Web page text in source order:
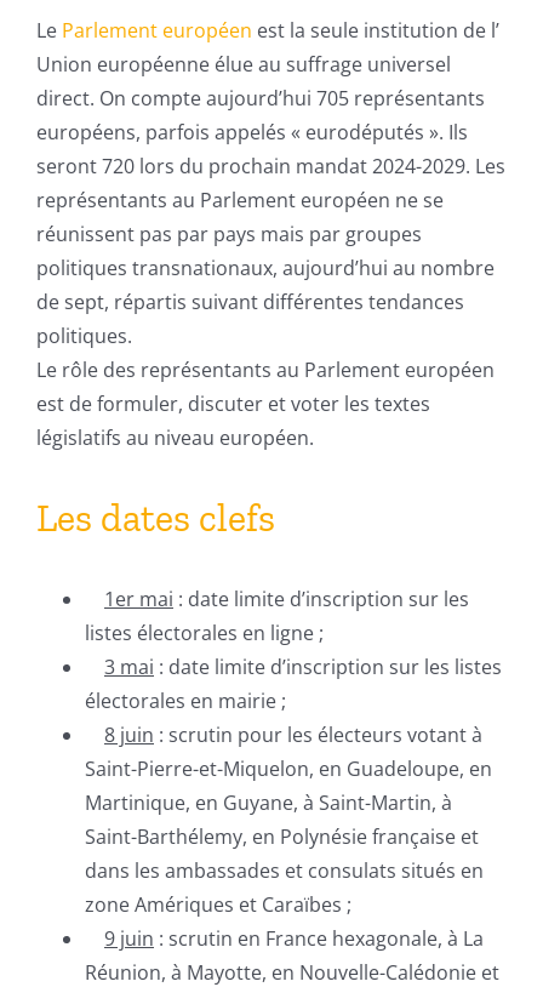
Le Parlement européen est la seule institution de l’
Union européenne élue au suffrage universel
direct. On compte aujourd’hui 705 représentants
européens, parfois appelés « eurodéputés ». Ils
seront 720 lors du prochain mandat 2024-2029. Les
représentants au Parlement européen ne se
réunissent pas par pays mais par groupes
politiques transnationaux, aujourd’hui au nombre
de sept, répartis suivant différentes tendances
politiques.
Le rôle des représentants au Parlement européen
est de formuler, discuter et voter les textes
législatifs au niveau européen.
Les dates clefs
1er mai : date limite d’inscription sur les
listes électorales en ligne ;
3 mai : date limite d’inscription sur les listes
électorales en mairie ;
8 juin : scrutin pour les électeurs votant à
Saint-Pierre-et-Miquelon, en Guadeloupe, en
Martinique, en Guyane, à Saint-Martin, à
Saint-Barthélemy, en Polynésie française et
dans les ambassades et consulats situés en
zone Amériques et Caraïbes ;
9 juin : scrutin en France hexagonale, à La
Réunion, à Mayotte, en Nouvelle-Calédonie et